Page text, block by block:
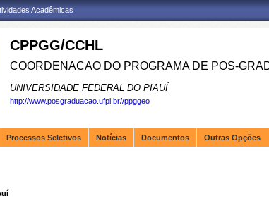
Acadêmicas
CPPGG/CCHL
COORDENACAO DO PROGRAMA DE POS-
UNIVERSIDADE FEDERAL DO PIAUÍ
http://www.posgraduacao.ufpi.br//ppggeo
Processos Seletivos Notícias Documentos Outras Opções